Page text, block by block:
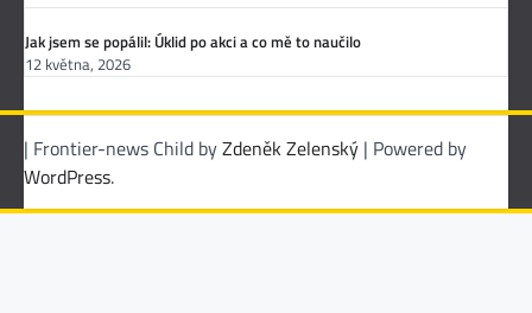
Jak jsem se popálil: Úklid po akci a co mě to naučilo
12 května, 2026
| Frontier-news Child byZdeněk Zelenský | Powered by
WordPress.